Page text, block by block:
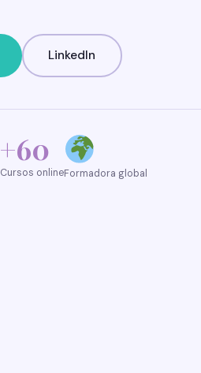
LinkedIn
+60
Cursos onlineFormadora global